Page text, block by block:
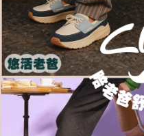
購買商品的店家。未經商家同意取
後付繳納相關費用。
※ 交易是否成功請以「AFTEE先
是否繳費成功／繳費後需取消欲退
客戶支援中心」 https://
【注意事項】
１．透過由恩沛科技股份有限公司
易，需依本服務之必要範圍內提
權轉讓予恩沛科技股份有限公司。
２．關於個人資料處理事宜，請瀏
每筆NT$80，滿NT$1,000(含以
宅配
每筆NT$80，滿NT$1,000(含
宅配-離島
每筆NT$120，滿NT$1,000(含